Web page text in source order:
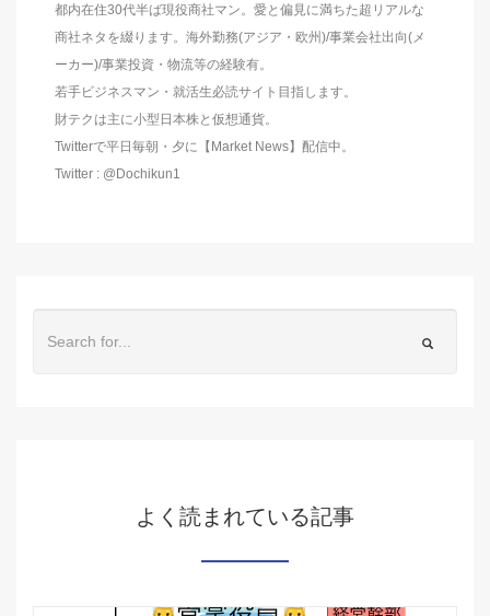
都内在住30代半ば現役商社マン。愛と偏見に満ちた超リアルな
商社ネタを綴ります。海外勤務(アジア・欧州)/事業会社出向(メ
ーカー)/事業投資・物流等の経験有。
若手ビジネスマン・就活生必読サイト目指します。
財テクは主に小型日本株と仮想通貨。
Twitterで平日毎朝・夕に【Market News】配信中。
Twitter : @Dochikun1
よく読まれている記事